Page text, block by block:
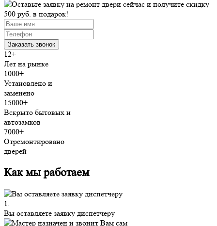
12+
Лет на рынке
1000+
Установлено и
заменено
15000+
Вскрыто бытовых и
автозамков
7000+
Отремонтировано
дверей
Как мы работаем
1.
Вы оставляете заявку диспетчеру